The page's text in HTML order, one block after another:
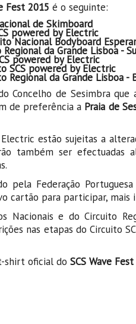
Fest 2015 é o seguinte:
de Skimboard
powered by Electric
Nacional Bodyboard
da Grande Lisboa -
powered by Electric
SCS powered by Electric
Regional da Grande Lisboa -
Concelho de Sesimbra
de preferência a Praia de
estão sujeitas a
também ser efectuadas
pela Federação
cartão para participar, mais
Nacionais e do Circuito
nas etapas do Circuito
shirt oficial do SCS Wave